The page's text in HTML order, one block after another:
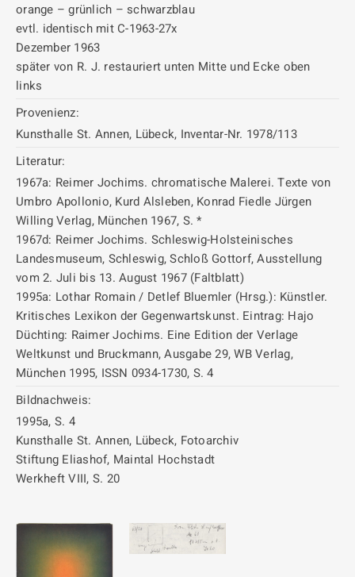
orange – grünlich – schwarzblau
evtl. identisch mit C-1963-27x
Dezember 1963
später von R. J. restauriert unten Mitte und Ecke oben
links
Provenienz:
Kunsthalle St. Annen, Lübeck, Inventar-Nr. 1978/113
Literatur:
1967a: Reimer Jochims. chromatische Malerei. Texte von
Umbro Apollonio, Kurd Alsleben, Konrad Fiedle Jürgen
Willing Verlag, München 1967, S. *
1967d: Reimer Jochims. Schleswig-Holsteinisches
Landesmuseum, Schleswig, Schloß Gottorf, Ausstellung
vom 2. Juli bis 13. August 1967 (Faltblatt)
1995a: Lothar Romain / Detlef Bluemler (Hrsg.): Künstler.
Kritisches Lexikon der Gegenwartskunst. Eintrag: Hajo
Düchting: Raimer Jochims. Eine Edition der Verlage
Weltkunst und Bruckmann, Ausgabe 29, WB Verlag,
München 1995, ISSN 0934-1730, S. 4
Bildnachweis:
1995a, S. 4
Kunsthalle St. Annen, Lübeck, Fotoarchiv
Stiftung Eliashof, Maintal Hochstadt
Werkheft VIII, S. 20